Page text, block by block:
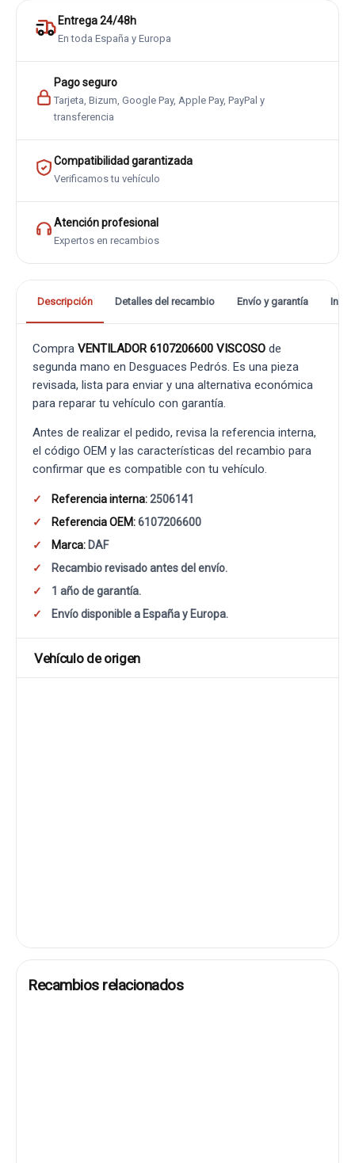
Entrega 24/48h
En toda España y Europa
Pago seguro
Tarjeta, Bizum, Google Pay, Apple Pay, PayPal y
transferencia
Compatibilidad garantizada
Verificamos tu vehículo
Atención profesional
Expertos en recambios
Descripción Detalles del recambio Envío y garantía
Compra VENTILADOR 6107206600 VISCOSO de
segunda mano en Desguaces Pedrós. Es una pieza
revisada, lista para enviar y una alternativa económica
para reparar tu vehículo con garantía.
Antes de realizar el pedido, revisa la referencia interna,
el código OEM y las características del recambio para
confirmar que es compatible con tu vehículo.
Referencia interna:2506141
Referencia OEM:6107206600
Marca: DAF
Recambio revisado antes del envío.
1 año de garantía.
Envío disponible a España y Europa.
Vehículo de origen
Recambios relacionados